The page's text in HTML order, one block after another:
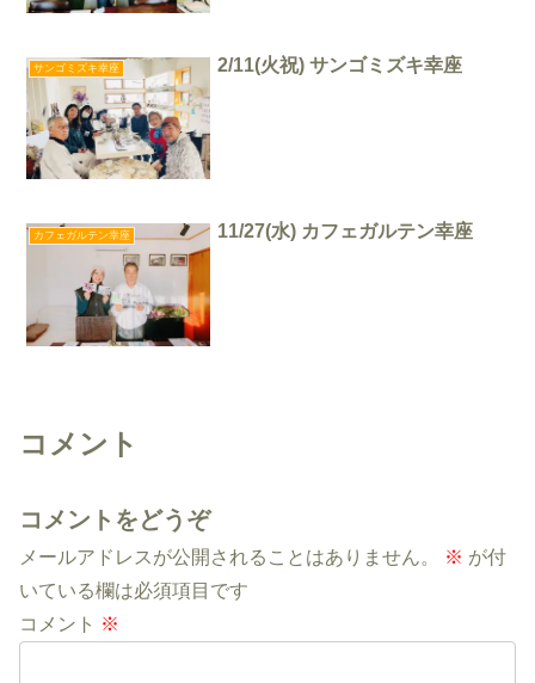
サンゴミズキ幸座 2/11(火祝) サンゴミズキ幸座
カフェガルテン幸座 11/27(水) カフェガルテン幸座
コメント
コメントをどうぞ
メールアドレスが公開されることはありません。 ※ が付
いている欄は必須項目です
コメント ※